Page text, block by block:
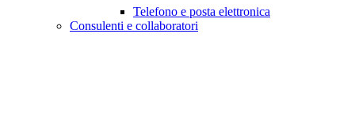
Telefono e posta elettronica
Consulenti e collaboratori